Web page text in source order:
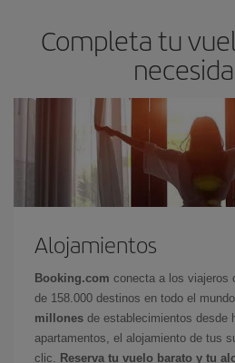
Completa tu
Alojamientos
Booking.com conecta a los viajeros
de 158.000 destinos en todo el
millones de establecimientos desde
apartamentos, el alojamiento de tus
clic.
Reserva tu vuelo barato y tu